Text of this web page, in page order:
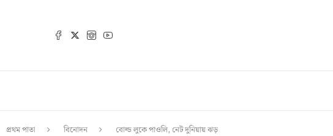
প্রথম পাতা বিনোদন বোল্ড লুকে পাওলি, নেট দুনিয়ায় ঝড়